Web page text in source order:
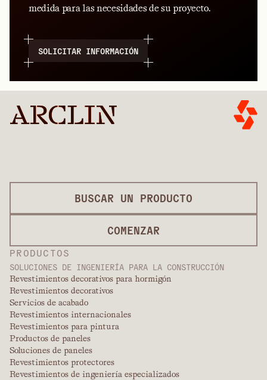
medida para las necesidades de su proyecto.
SOLICITAR INFORMACIÓN
PRODUCTOS
SOLUCIONES DE INGENIERÍA PARA LA CONSTRUCCIÓN
Revestimientos decorativos para hormigón
Revestimientos decorativos
Servicios de acabado
Revestimientos internacionales
Revestimientos para pintura
Productos de paneles
Soluciones de paneles
Revestimientos protectores
Revestimientos de ingeniería especializados
BUSCAR UN PRODUCTO
COMENZAR